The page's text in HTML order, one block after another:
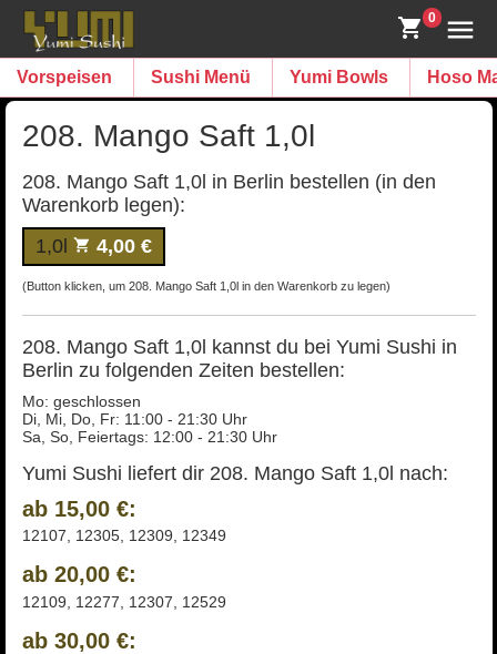
0
Vorspeisen Sushi Menü Yumi Bowls Hoso
208. Mango Saft 1,0l
208. Mango Saft 1,0l in Berlin bestellen (in den
Warenkorb legen):
1,0l
4,00 €
(Button klicken, um 208. Mango Saft 1,0l in den Warenkorb zu legen)
208. Mango Saft 1,0l kannst du bei Yumi Sushi in
Berlin zu folgenden Zeiten bestellen:
Mo: geschlossen
Di, Mi, Do, Fr: 11:00 - 21:30 Uhr
Sa, So, Feiertags: 12:00 - 21:30 Uhr
Yumi Sushi liefert dir 208. Mango Saft 1,0l nach:
ab 15,00 €:
12107, 12305, 12309, 12349
ab 20,00 €:
12109, 12277, 12307, 12529
ab 30,00 €: